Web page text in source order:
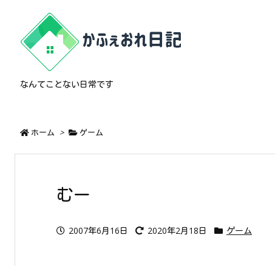
なんてことない日常です
ホーム > ゲーム
むー
2007年6月16日 2020年2月18日 ゲーム